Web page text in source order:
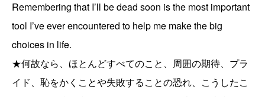
Remembering that I’ll be dead soon is the most important
tool I’ve ever encountered to help me make the big
choices in life.
★何故なら、ほとんどすべてのこと、周囲の期待、プラ
イド、恥をかくことや失敗することの恐れ、こうしたこ